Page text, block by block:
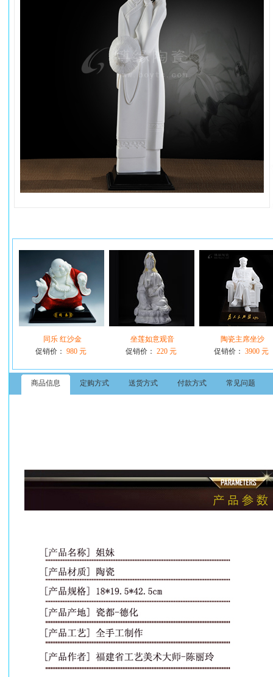
同乐 红沙金
促销价： 980 元
坐莲如意观音
促销价： 220 元
陶瓷主席坐沙
促销价： 3900 元
商品信息 定购方式 送货方式 付款方式 常见问题